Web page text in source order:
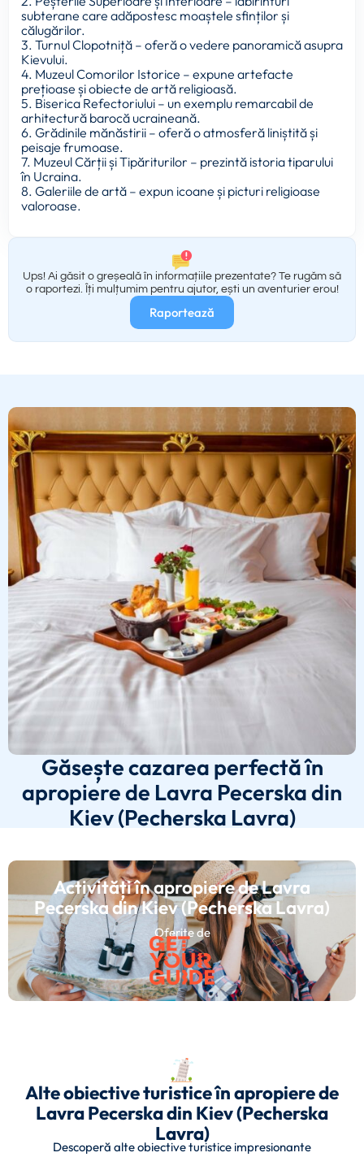
subterane care adăpostesc moaștele sfinților și
călugărilor.
3. Turnul Clopotniță – oferă o vedere panoramică asupra
Kievului.
4. Muzeul Comorilor Istorice – expune artefacte
prețioase și obiecte de artă religioasă.
5. Biserica Refectoriului – un exemplu remarcabil de
arhitectură barocă ucraineană.
6. Grădinile mănăstirii – oferă o atmosferă liniștită și
peisaje frumoase.
7. Muzeul Cărții și Tipăriturilor – prezintă istoria tiparului
în Ucraina.
8. Galeriile de artă – expun icoane și picturi religioase
valoroase.
Ups! Ai găsit o greșeală în informațiile prezentate? Te rugăm să
o raportezi. Îți mulțumim pentru ajutor, ești un aventurier erou!
Raportează
Găsește cazarea perfectă în
apropiere de Lavra Pecerska din
Kiev (Pecherska Lavra)
Activități în apropiere de Lavra
Pecerska din Kiev (Pecherska Lavra)
Oferite de
Alte obiective turistice în apropiere de
Lavra Pecerska din Kiev (Pecherska
Lavra)
Descoperă alte obiective turistice impresionante